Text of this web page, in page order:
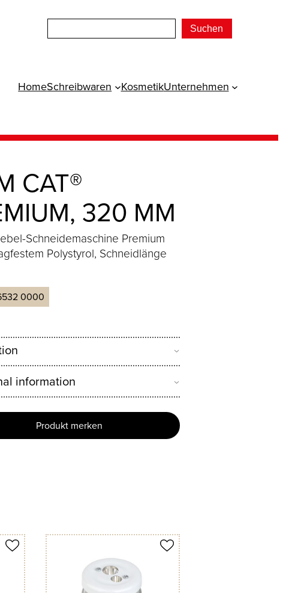
Suchen
HomeSchreibwaren KosmetikUnternehmen
CAT®
320 MM
Schneidemaschine Premium
Polystyrol, Schneidlänge
0000
information
Produkt merken
Produkt merken